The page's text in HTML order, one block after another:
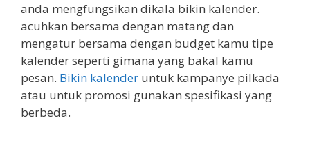
anda mengfungsikan dikala bikin kalender.
acuhkan bersama dengan matang dan
mengatur bersama dengan budget kamu tipe
kalender seperti gimana yang bakal kamu
pesan. Bikin kalender untuk kampanye pilkada
atau untuk promosi gunakan spesifikasi yang
berbeda.